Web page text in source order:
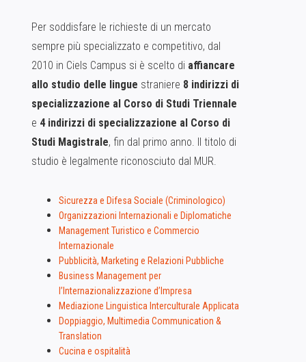
Per soddisfare le richieste di un mercato
sempre più specializzato e competitivo, dal
2010 in Ciels Campus si è scelto di affiancare
allo studio delle lingue straniere 8 indirizzi di
specializzazione al Corso di Studi Triennale
e 4 indirizzi di specializzazione al Corso di
Studi Magistrale, fin dal primo anno. Il titolo di
studio è legalmente riconosciuto dal MUR.
Sicurezza e Difesa Sociale (Criminologico)
Organizzazioni Internazionali e Diplomatiche
Management Turistico e Commercio
Internazionale
Pubblicità, Marketing e Relazioni Pubbliche
Business Management per
l’Internazionalizzazione d’Impresa
Mediazione Linguistica Interculturale Applicata
Doppiaggio, Multimedia Communication &
Translation
Cucina e ospitalità